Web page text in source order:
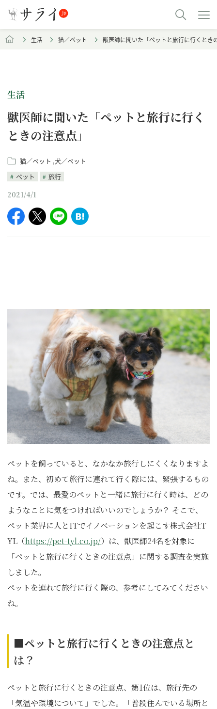
生活 猫／ペット 獣医師に聞いた「ペットと旅行に行くとき
生活
獣医師に聞いた「ペットと旅行に行く
ときの注意点」
猫／ペット 犬／ペット
ペット
旅行
2021/4/1
ペットを飼っていると、なかなか旅行しにくくなりますよ
ね。また、初めて旅行に連れて行く際には、緊張するもの
です。では、最愛のペットと一緒に旅行に行く時は、どの
ようなことに気をつければいいのでしょうか？ そこで、
ペット業界に人とITでイノベーションを起こす株式会社T
YL（https://pet-tyl.co.jp/）は、獣医師24名を対象に
「ペットと旅行に行くときの注意点」に関する調査を実施
しました。
ペットを連れて旅行に行く際の、参考にしてみてください
ね。
■ペットと旅行に行くときの注意点と
は？
ペットと旅行に行くときの注意点、第1位は、旅行先の
「気温や環境について」でした。「普段住んでいる場所と